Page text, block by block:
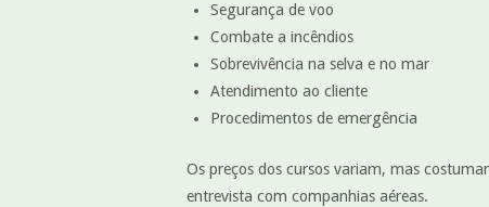
Segurança de voo
Combate a incêndios
Sobrevivência na selva e no mar
Atendimento ao cliente
Procedimentos de emergência
Os preços dos cursos variam, mas
entrevista com companhias aéreas.